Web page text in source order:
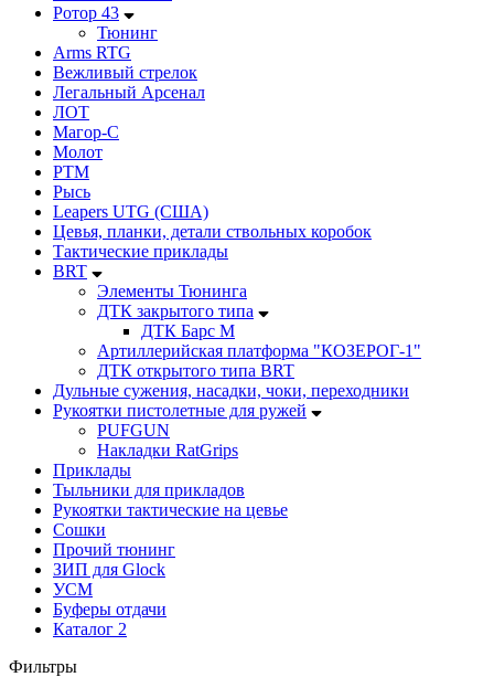
Ротор 43
Тюнинг
Arms RTG
Вежливый стрелок
Легальный Арсенал
ЛОТ
Магор-С
Молот
РТМ
Рысь
Leapers UTG (США)
Цевья, планки, детали ствольных коробок
Тактические приклады
BRT
Элементы Тюнинга
ДТК закрытого типа
ДТК Барс М
Артиллерийская платформа "КОЗЕРОГ-1"
ДТК открытого типа BRT
Дульные сужения, насадки, чоки, переходники
Рукоятки пистолетные для ружей
PUFGUN
Накладки RatGrips
Приклады
Тыльники для прикладов
Рукоятки тактические на цевье
Сошки
Прочий тюнинг
ЗИП для Glock
УСМ
Буферы отдачи
Каталог 2
Фильтры